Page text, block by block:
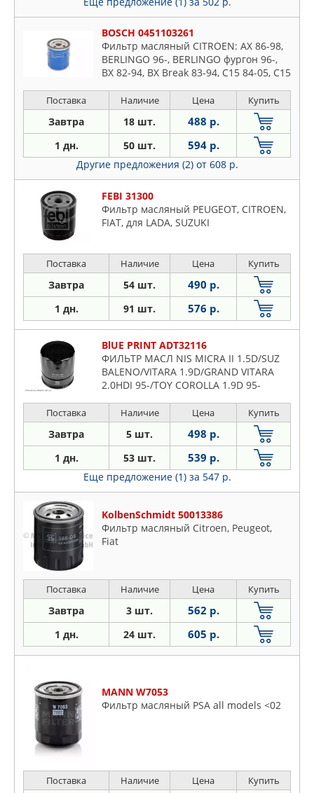
BOSCH 0451103261
Фильтр масляный CITROEN: AX 86-98,
BERLINGO 96-, BERLINGO фургон 96-,
BX 82-94, BX Break 83-94, C15 84-05, C15
автобус 81-94, C25
Поставка Наличие Цена Купить
Завтра 18 шт. 488 р.
1 дн. 50 шт. 594 р.
Другие предложения (2) от 608 р.
FEBI 31300
Фильтр масляный PEUGEOT, CITROEN,
FIAT, для LADA, SUZUKI
Поставка Наличие Цена Купить
Завтра 54 шт. 490 р.
1 дн. 91 шт. 576 р.
BlUE PRINT ADT32116
ФИЛЬТР МАСЛ NIS MICRA II 1.5D/SUZ
BALENO/VITARA 1.9D/GRAND VITARA
2.0HDI 95-/TOY COROLLA 1.9D 95-
Поставка Наличие Цена Купить
Завтра 5 шт. 498 р.
1 дн. 53 шт. 539 р.
Еще предложение (1) за 547 р.
KolbenSchmidt 50013386
Фильтр масляный Citroen, Peugeot,
Fiat
Поставка Наличие Цена Купить
Завтра 3 шт. 562 р.
1 дн. 24 шт. 605 р.
MANN W7053
Фильтр масляный PSA all models <02
Поставка Наличие Цена Купить